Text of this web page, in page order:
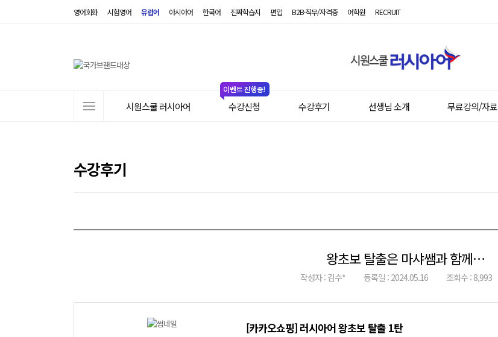
영어회화 시험영어 유럽어 아시아어 한국어 진짜학습지 편입 B2B·직무/자격증 어학원 RECRUIT
시원스쿨 러시아어 수강신청 수강후기 선생님 소개 무료강의/자료
수강후기
왕초보 탈출은 마샤쌤과 함께…
작성자 : 김수* 등록일 : 2024.05.16 조회수 : 8,993
[카카오쇼핑] 러시아어 왕초보 탈출 1탄